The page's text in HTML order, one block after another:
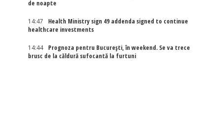
de noapte
14:47
Health Ministry sign 49 addenda signed to continue
healthcare investments
14:44
Prognoza pentru București, în weekend. Se va trece
brusc de la căldură sufocantă la furtuni